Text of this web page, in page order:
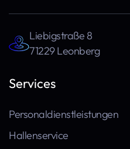
Liebigstraße 8
71229 Leonberg
Services
Personaldienstleistungen
Hallenservice